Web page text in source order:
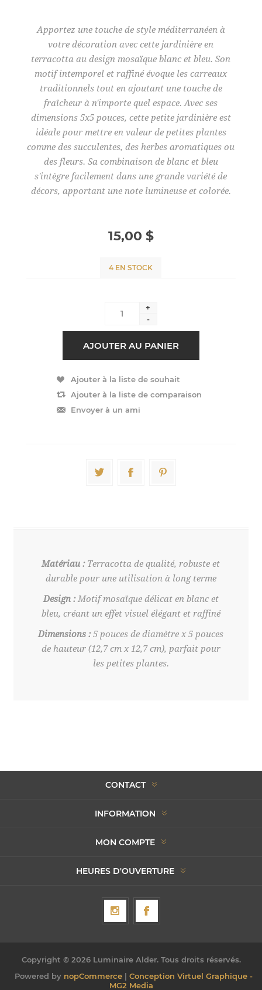
Apportez une touche de style méditerranéen à
votre décoration avec cette jardinière en
terracotta au design mosaïque blanc et bleu. Son
motif intemporel et raffiné évoque les carreaux
traditionnels tout en ajoutant une touche de
fraîcheur à n'importe quel espace. Avec ses
dimensions 5x5 pouces, cette petite jardinière est
idéale pour mettre en valeur de petites plantes
comme des succulentes, des herbes aromatiques ou
des fleurs. Sa combinaison de blanc et bleu
s'intègre facilement dans une grande variété de
décors, apportant une note lumineuse et colorée.
15,00 $
4 EN STOCK
+
-
Matériau :Terracotta de qualité, robuste et
durable pour une utilisation à long terme
Design :Motif mosaïque délicat en blanc et
bleu, créant un effet visuel élégant et raffiné
Dimensions :5 pouces de diamètre x 5 pouces
de hauteur (12,7 cm x 12,7 cm), parfait pour
les petites plantes.
CONTACT
INFORMATION
MON COMPTE
HEURES D'OUVERTURE
Copyright © 2026 Luminaire Alder. Tous droits réservés.
Powered by nopCommerce| Conception Virtuel Graphique -
MG2 Media